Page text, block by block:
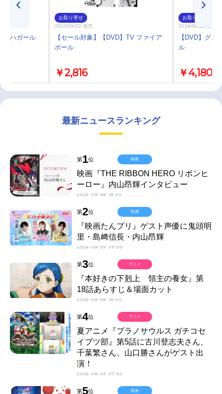
セハガール
お取り寄せ
2010/09/22 発売
【セール対象】【DVD】TV ファイア
ボール
￥2,816
お取り寄せ
2019/06/25 発売
【DVD】グ
ル
￥4,180
最新ニュースランキング
第1位
映画『THE RIBBON HERO リボンヒ
ーロー』内山昂輝インタビュー
2026-08-08 18:00
映画
第2位
『映画たんプリ』ゲスト声優に鬼頭明
里・島﨑信長・内山昂輝
2026-08-09 09:00
映画
第3位
『本好きの下剋上 領主の養女』第
18話あらすじ＆場面カット
2026-08-08 18:00
アニメ
第4位
夏アニメ『プラノサウルス ガチコセ
イブツ部』第5話に古川登志夫さん、
千葉繁さん、山口勝さんがゲスト出
演！
2026-08-09 07:30
アニメ
第5位 映画